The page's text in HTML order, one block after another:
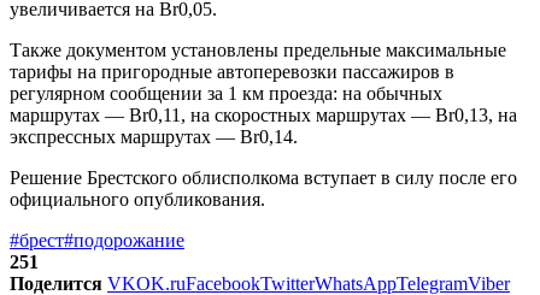
увеличивается на Br0,05.
Также документом установлены предельные максимальные
тарифы на пригородные автоперевозки пассажиров в
регулярном сообщении за 1 км проезда: на обычных
маршрутах — Br0,11, на скоростных маршрутах — Br0,13, на
экспрессных маршрутах — Br0,14.
Решение Брестского облисполкома вступает в силу после его
официального опубликования.
#брест#подорожание
251
Поделится VKOK.ruFacebookTwitterWhatsAppTelegramViber